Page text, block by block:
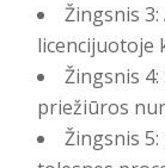
Žingsnis
licencijuotoje
Žingsnis
priežiūros
Žingsnis